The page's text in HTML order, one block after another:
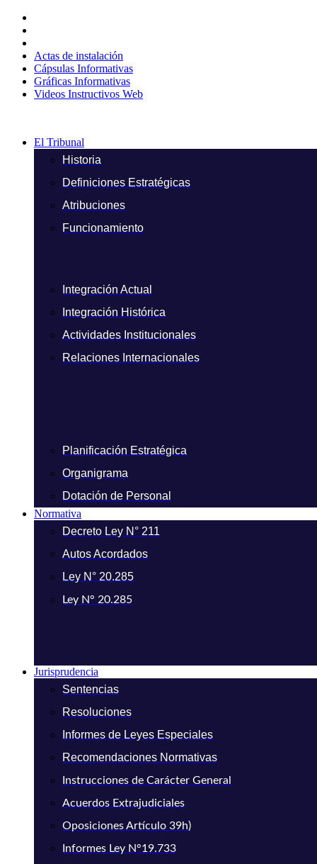
contenido
Actas de instalación
Cápsulas Informativas
Gráficas Informativas
Videos Instructivos Web
El Tribunal
Historia
Definiciones Estratégicas
Atribuciones
Funcionamiento
Integración Actual
Integración Histórica
Actividades Institucionales
Relaciones Internacionales
Planificación Estratégica
Organigrama
Dotación de Personal
Normativa
Decreto Ley N° 211
Autos Acordados
Ley N° 20.285
Ley N° 20.285
Jurisprudencia
Sentencias
Resoluciones
Informes de Leyes Especiales
Recomendaciones Normativas
Instrucciones de Carácter General
Acuerdos Extrajudiciales
Oposiciones Artículo 39h)
Informes Ley N°19.733